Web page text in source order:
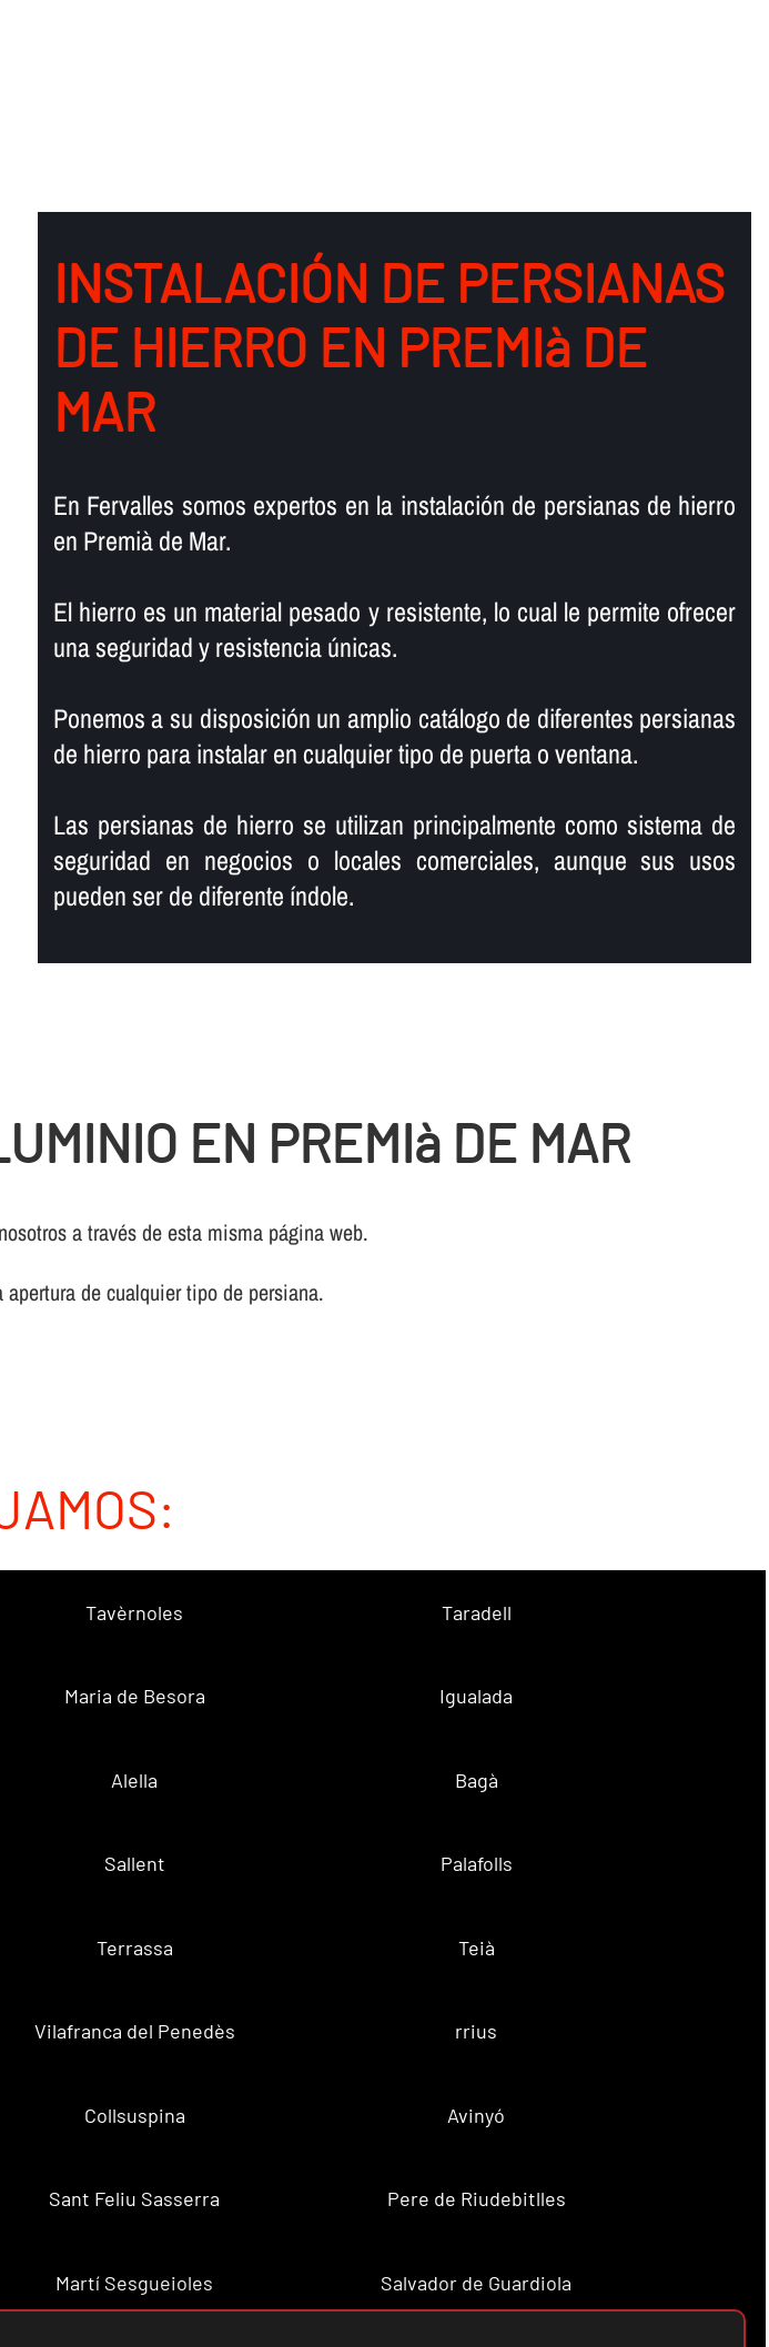
INSTALACIÓN DE PERSIANAS
DE HIERRO EN PREMIà DE
MAR
En Fervalles somos expertos en la instalación de persianas de hierro
en Premià de Mar.
El hierro es un material pesado y resistente, lo cual le permite ofrecer
una seguridad y resistencia únicas.
Ponemos a su disposición un amplio catálogo de diferentes persianas
de hierro para instalar en cualquier tipo de puerta o ventana.
Las persianas de hierro se utilizan principalmente como sistema de
seguridad en negocios o locales comerciales, aunque sus usos
pueden ser de diferente í­ndole.
EN PREMIà DE MAR
a través de esta misma página web.
de cualquier tipo de persiana.
Tavèrnoles Taradell
Maria de Besora Igualada
Alella Bagà
Sallent Palafolls
Terrassa Teià
Vilafranca del Penedès rrius
Collsuspina Avinyó
Sant Feliu Sasserra Pere de Riudebitlles
Martí Sesgueioles Salvador de Guardiola